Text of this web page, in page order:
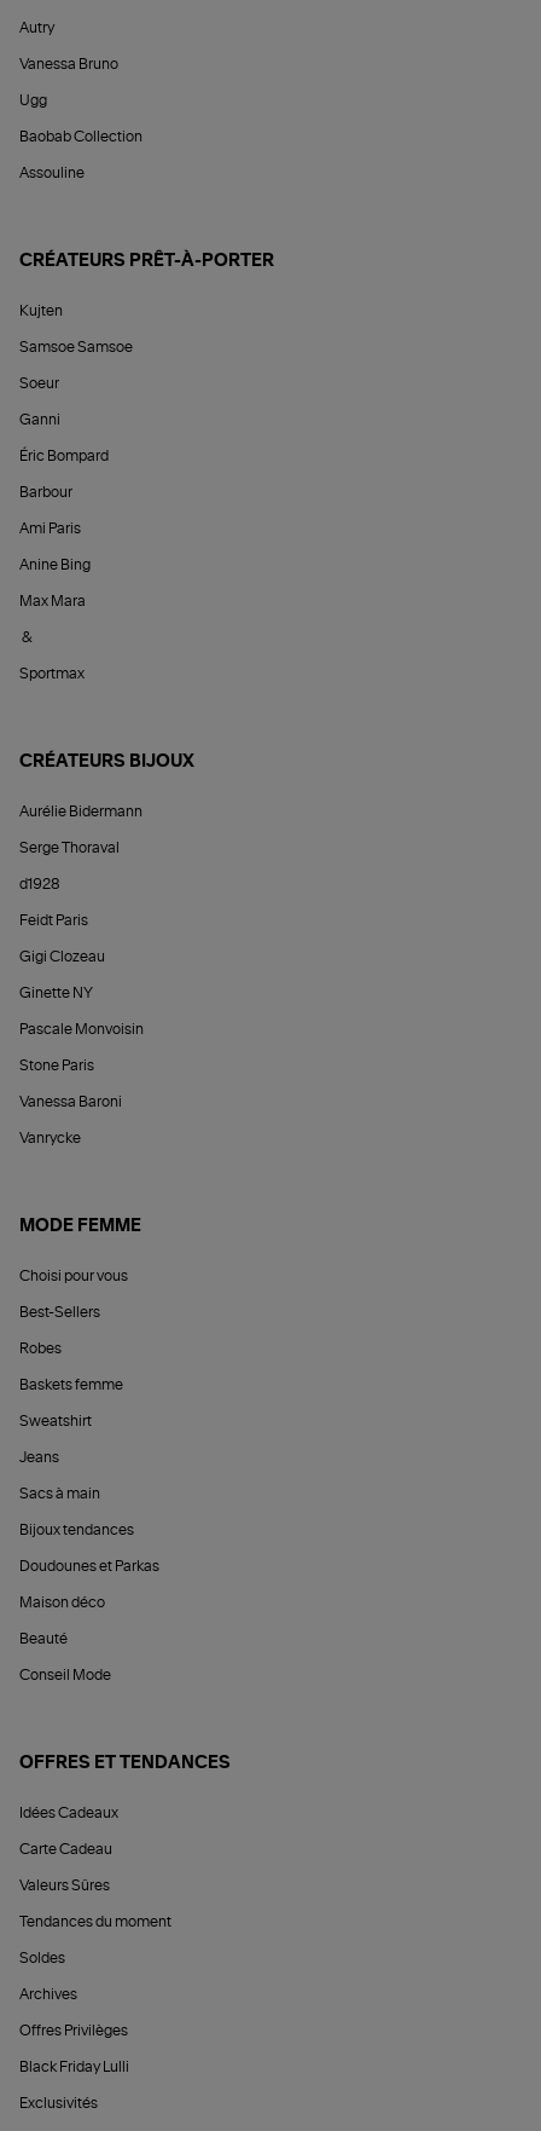
Autry
Vanessa Bruno
Ugg
Baobab Collection
Assouline
CRÉATEURS PRÊT-À-PORTER
Kujten
Samsoe Samsoe
Soeur
Ganni
Éric Bompard
Barbour
Ami Paris
Anine Bing
Max Mara
&
Sportmax
CRÉATEURS BIJOUX
Aurélie Bidermann
Serge Thoraval
d1928
Feidt Paris
Gigi Clozeau
Ginette NY
Pascale Monvoisin
Stone Paris
Vanessa Baroni
Vanrycke
MODE FEMME
Choisi pour vous
Best-Sellers
Robes
Baskets femme
Sweatshirt
Jeans
Sacs à main
Bijoux tendances
Doudounes et Parkas
Maison déco
Beauté
Conseil Mode
OFFRES ET TENDANCES
Idées Cadeaux
Carte Cadeau
Valeurs Sûres
Tendances du moment
Soldes
Archives
Offres Privilèges
Black Friday Lulli
Exclusivités